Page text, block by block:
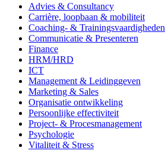
Advies & Consultancy
Carrière, loopbaan & mobiliteit
Coaching- & Trainingsvaardigheden
Communicatie & Presenteren
Finance
HRM/HRD
ICT
Management & Leidinggeven
Marketing & Sales
Organisatie ontwikkeling
Persoonlijke effectiviteit
Project- & Procesmanagement
Psychologie
Vitaliteit & Stress